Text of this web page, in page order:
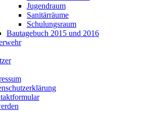
Jugendraum
Sanitärräume
Schulungsraum
Bautagebuch 2015 und 2016